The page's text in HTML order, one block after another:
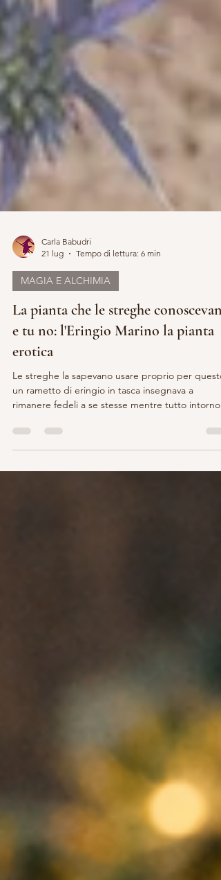
Carla Babudri
21 lug
Tempo di lettura: 6 min
MAGIA E ALCHIMIA
La pianta che le streghe conoscevano
e tu no: l'Eringio Marino la pianta
erotica
Le streghe la sapevano usare proprio per questo:
rimanere fedeli a se stesse mentre tutto intorno
cambiava forma, una specie di amuleto anti